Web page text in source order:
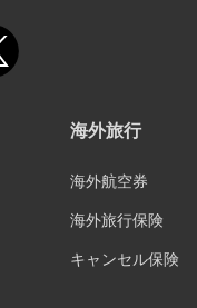
海外旅行
海外航空券
海外旅行保険
キャンセル保険